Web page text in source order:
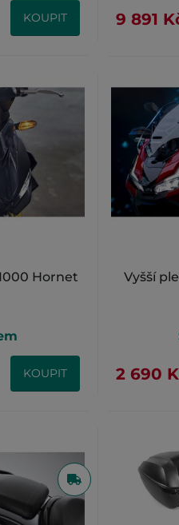
KOUPIT 9 891
Hornet
KOUPIT
Vyšší
2 690